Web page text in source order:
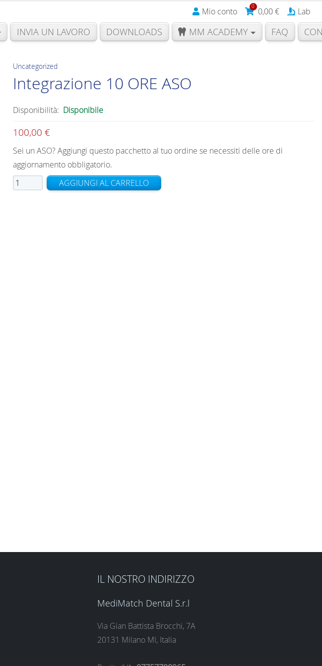
Mio conto 0 0,00€ Lab
INVIA UN LAVORO DOWNLOADS MM ACADEMY FAQ
Uncategorized
Integrazione 10 ORE ASO
Disponibilità: Disponibile
100,00 €
Sei un ASO? Aggiungi questo pacchetto al tuo ordine se necessiti delle ore di
aggiornamento obbligatorio.
Integrazione
10
AGGIUNGI AL CARRELLO
IL NOSTRO INDIRIZZO
MediMatch Dental S.r.l
Via Gian Battista Brocchi, 7A
20131 Milano MI, Italia